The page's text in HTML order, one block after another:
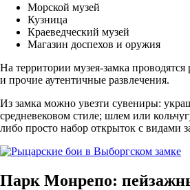
Морской музей
Кузница
Краеведческий музей
Магазин доспехов и оружия
На территории музея-замка
и прочие аутентичные развлечения.
Из замка можно увезти сувениры:
средневековом стиле; шлем или
либо просто набор открыток с видами
Парк Монрепо: